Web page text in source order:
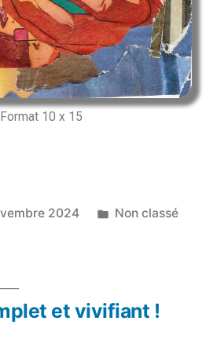
Format 10 x 15
2024 Non classé
et vivifiant !